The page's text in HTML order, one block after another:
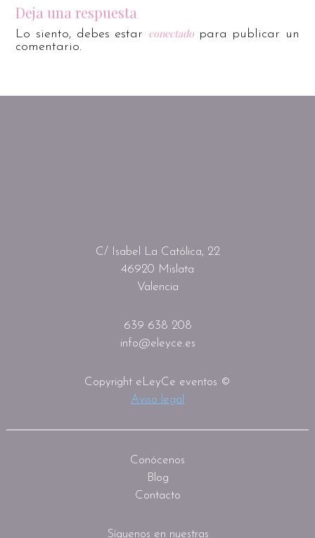
Deja una respuesta
Lo siento, debes estar conectadopara publicar un
comentario.
C/ Isabel La Católica, 22
46920 Mislata
Valencia
639 638 208
info@eleyce.es
Copyright eLeyCe eventos ©
Aviso legal
Conócenos
Blog
Contacto
Síguenos en nuestras